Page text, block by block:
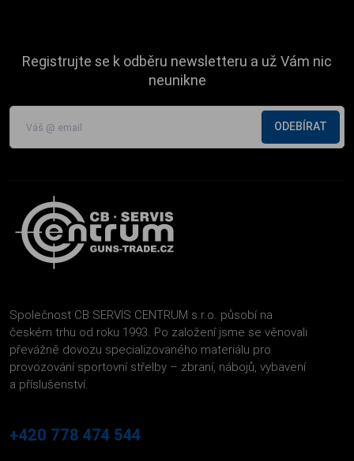
Registrujte se k odběru newsletteru a už Vám nic
neunikne
ODEBÍRAT
Společnost CB SERVIS CENTRUM s.r.o. působí na
českém trhu od roku 1993. Po založení jsme se věnovali
převážně dovozu specializovaného materiálu pro
provozování sportovní střelby – zbraní, nábojů, vybavení
a příslušenství.
+420 778 474 544